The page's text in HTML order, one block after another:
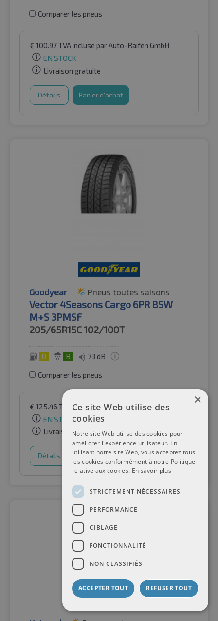
Comparer les pneus
€ 100.97TVA incluse par Auto-Raifen GmbH
EN STOCK
Livraison gratuite
Détails Panier d'achat
Goodyear Pneus toutes saisons
Vector 4Seasons Cargo 6PR BSW
M+S 3PMSF
205/65R15C102/100T
D B 73 dB
Comparer les pneus
€ 125.46 TVA inclusepar Auto-Raifen GmbH
EN STOCK
Livraison gratuite
Détails Panier d'achat
×
Ce site Web utilise des
cookies
Notre site Web utilise des cookies pour
améliorer l'expérience utilisateur. En
utilisant notre site Web, vous acceptez tous
les cookies conformément à notre Politique
relative aux cookies. En savoir plus
STRICTEMENT NÉCESSAIRES
PERFORMANCE
CIBLAGE
FONCTIONNALITÉ
NON CLASSIFIÉS
ACCEPTER TOUT REFUSER TOUT